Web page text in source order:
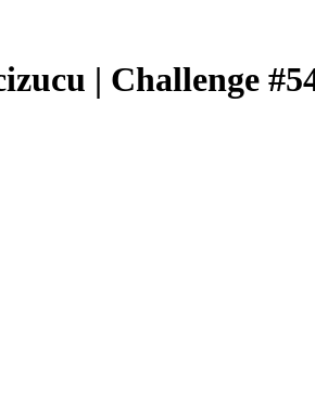
| Challenge